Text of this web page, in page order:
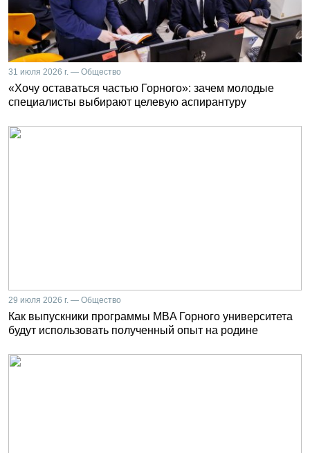
31 июля 2026 г. — Общество
«Хочу оставаться частью Горного»: зачем молодые
специалисты выбирают целевую аспирантуру
29 июля 2026 г. — Общество
Как выпускники программы MBA Горного университета
будут использовать полученный опыт на родине